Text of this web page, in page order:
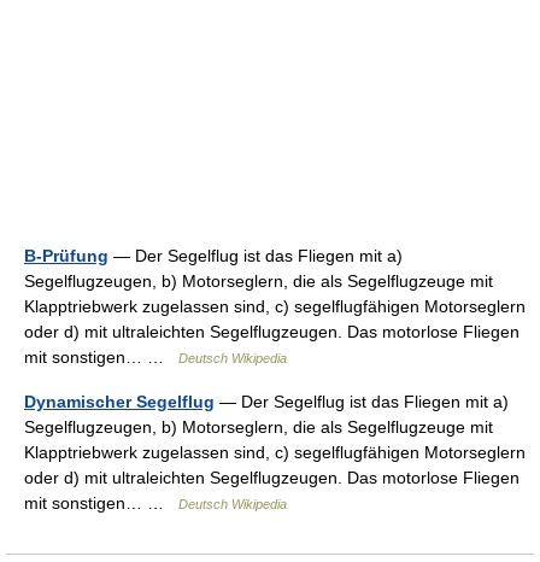
B-Prüfung — Der Segelflug ist das Fliegen mit a)
Segelflugzeugen, b) Motorseglern, die als Segelflugzeuge mit
Klapptriebwerk zugelassen sind, c) segelflugfähigen Motorseglern
oder d) mit ultraleichten Segelflugzeugen. Das motorlose Fliegen
mit sonstigen… …
Deutsch Wikipedia
Dynamischer Segelflug — Der Segelflug ist das Fliegen mit a)
Segelflugzeugen, b) Motorseglern, die als Segelflugzeuge mit
Klapptriebwerk zugelassen sind, c) segelflugfähigen Motorseglern
oder d) mit ultraleichten Segelflugzeugen. Das motorlose Fliegen
mit sonstigen… …
Deutsch Wikipedia